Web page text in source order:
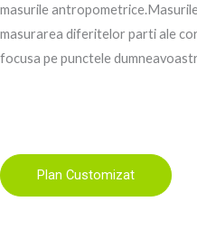
masurile
masurarea diferitelor parti ale
focusa pe punctele
Plan Customizat